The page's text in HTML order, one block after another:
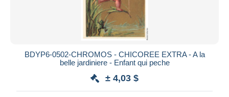
BDYP6-0502-CHROMOS - CHICOREE EXTRA - A la
belle jardiniere - Enfant qui peche
± 4,03 $